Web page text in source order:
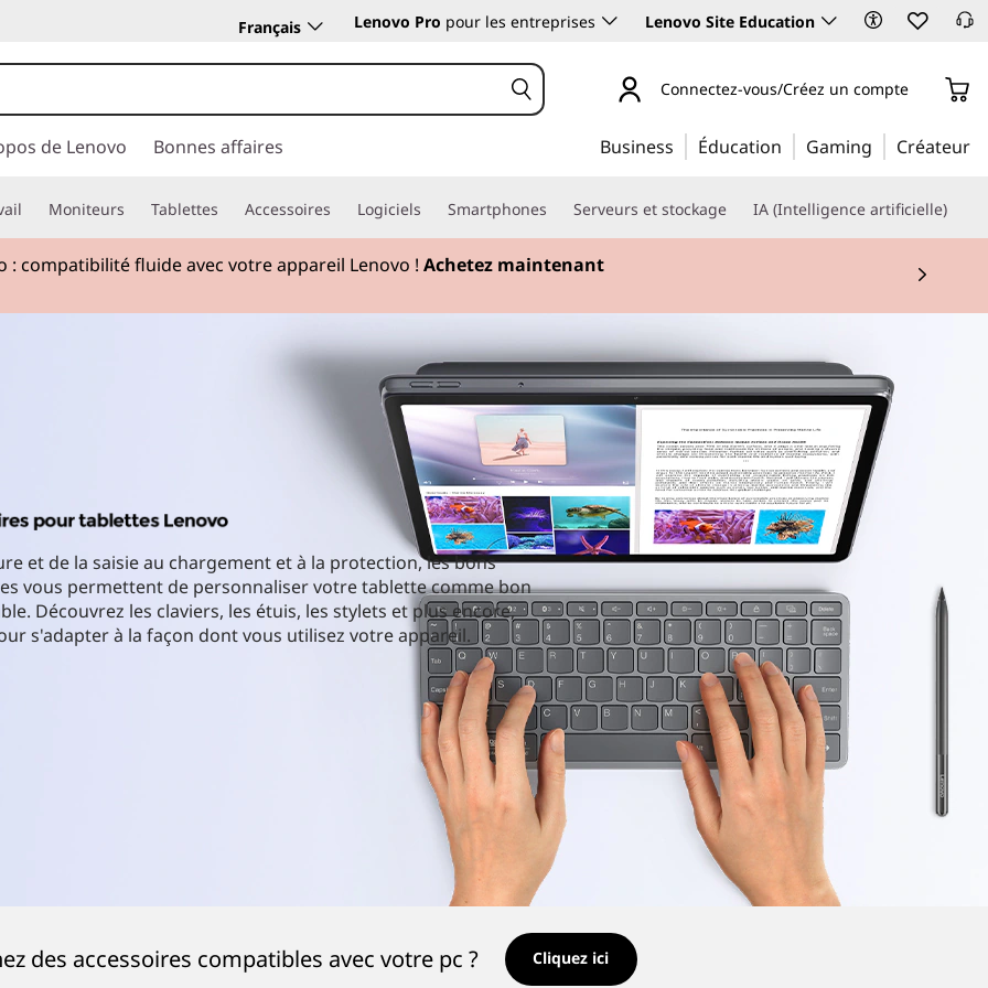
Français Lenovo Pro pour les entreprises Lenovo Site Education
Connectez-vous/Créez un compte
de Lenovo Bonnes affaires Business Éducation Gaming Créateur
Moniteurs Tablettes Accessoires Logiciels Smartphones Serveurs et stockage IA (Intelligence artificielle)
: compatibilité fluide avec votre appareil Lenovo ! Achetez maintenant
et de la saisie au chargement et à la protection, les bons
vous permettent de personnaliser votre tablette comme bon
Découvrez les claviers, les étuis, les stylets et plus encore,
s'adapter à la façon dont vous utilisez votre appareil.
des accessoires compatibles avec votre pc ? Cliquez ici